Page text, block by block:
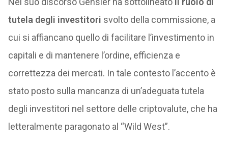
tutela degli investitori svolto della commissione, a
cui si affiancano quello di facilitare l’investimento in
capitali e di mantenere l’ordine, efficienza e
correttezza dei mercati. In tale contesto l’accento è
stato posto sulla mancanza di un’adeguata tutela
degli investitori nel settore delle criptovalute, che ha
letteralmente paragonato al “Wild West”.